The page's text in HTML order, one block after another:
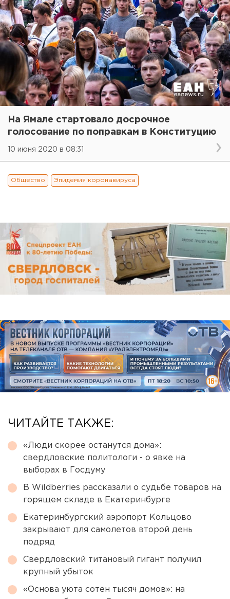
На Ямале стартовало досрочное
голосование по поправкам в Конституцию
10 июня 2020 в 08:31
Общество Эпидемия коронавируса
ЧИТАЙТЕ ТАКЖЕ:
«Люди скорее останутся дома»:
свердловские политологи - о явке на
выборах в Госдуму
В Wildberries рассказали о судьбе товаров на
горящем складе в Екатеринбурге
Екатеринбургский аэропорт Кольцово
закрывают для самолетов второй день
подряд
Свердловский титановый гигант получил
крупный убыток
«Основа уюта сотен тысяч домов»: на